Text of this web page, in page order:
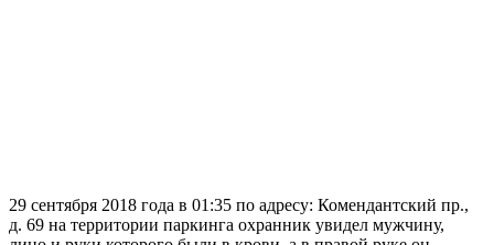
29 сентября 2018 года в 01:35 по адресу: Комендантский пр.,
д. 69 на территории паркинга охранник увидел мужчину,